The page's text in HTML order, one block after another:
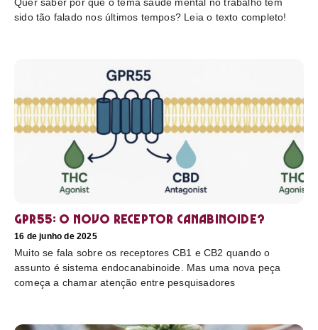
sido tão falado nos últimos tempos? Leia o texto completo!
GPR55: o novo receptor canabinoide?
16 de junho de 2025
Muito se fala sobre os receptores CB1 e CB2 quando o
assunto é sistema endocanabinoide. Mas uma nova peça
começa a chamar atenção entre pesquisadores